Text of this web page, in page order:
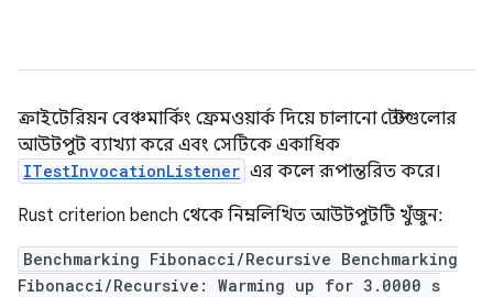
ক্রাইটেরিয়ন বেঞ্চমার্কিং ফ্রেমওয়ার্ক দিয়ে চালানো টেস্টগুলোর
আউটপুট ব্যাখ্যা করে এবং সেটিকে একাধিক
ITestInvocationListener এর কলে রূপান্তরিত করে।
Rust criterion bench থেকে নিম্নলিখিত আউটপুটটি খুঁজুন:
Benchmarking Fibonacci/Recursive Benchmarking
Fibonacci/Recursive: Warming up for 3.0000 s